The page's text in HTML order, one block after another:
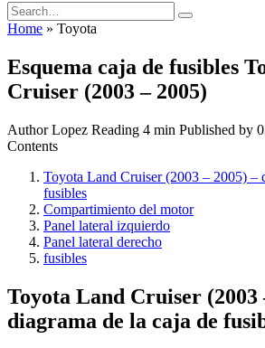
Search
for:
Home » Toyota
Esquema caja de fusibles
Cruiser (2003 – 2005)
AuthorLopez Reading 4 min Published by
Contents
Toyota Land Cruiser (2003 – 2005) –
fusibles
Compartimiento del motor
Panel lateral izquierdo
Panel lateral derecho
fusibles
Toyota Land Cruiser (2003
diagrama de la caja de